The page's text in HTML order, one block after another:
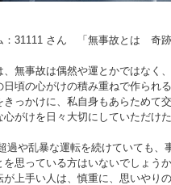
：31111 さん 「無事故とは 奇
、無事故は偶然や運とかではなく、
日頃の心がけの積み重ねで作られ
きっかけに、私自身もあらためて
心がけを日々大切にしていただけ
過や乱暴な運転を続けていても、
を思っている方はいないでしょう
が上手い人は、慎重に、思いやり